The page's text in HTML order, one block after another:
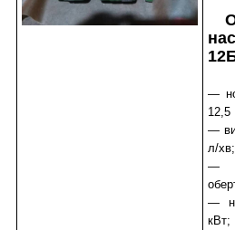
—
—
л/хв;
—
—
кВт;